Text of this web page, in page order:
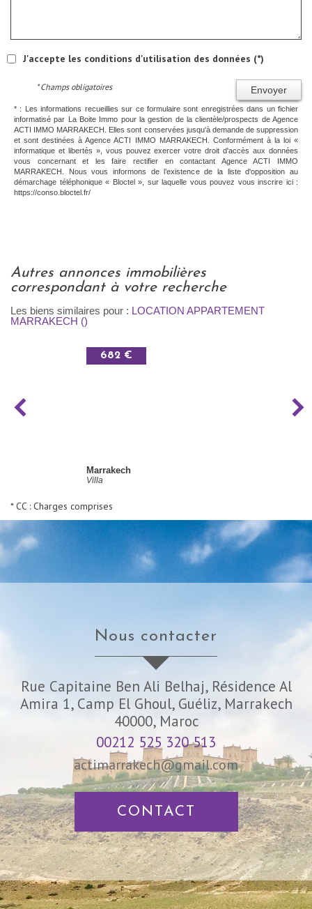
J'accepte les conditions d'utilisation des données (*)
Envoyer
* Champs obligatoires
* : Les informations recueillies sur ce formulaire sont enregistrées dans un fichier
informatisé par La Boite Immo pour la gestion de la clientèle/prospects de Agence
ACTI IMMO MARRAKECH. Elles sont conservées jusqu'à demande de suppression
et sont destinées à Agence ACTI IMMO MARRAKECH. Conformément à la loi «
informatique et libertés », vous pouvez exercer votre droit d'accès aux données
vous concernant et les faire rectifier en contactant Agence ACTI IMMO
MARRAKECH. Nous vous informons de l’existence de la liste d'opposition au
démarchage téléphonique « Bloctel », sur laquelle vous pouvez vous inscrire ici :
https://conso.bloctel.fr/
autres annonces immobilières
correspondant à votre recherche
Les biens similaires pour : LOCATION APPARTEMENT
MARRAKECH ()
682 €
Marrakech
Villa
* CC : Charges comprises
nous contacter
Rue Capitaine Ben Ali Belhaj, Résidence Al
Amira 1, Camp El Ghoul, Guéliz, Marrakech
40000, Maroc
00212 525 320 513
actimarrakech@gmail.com
CONTACT